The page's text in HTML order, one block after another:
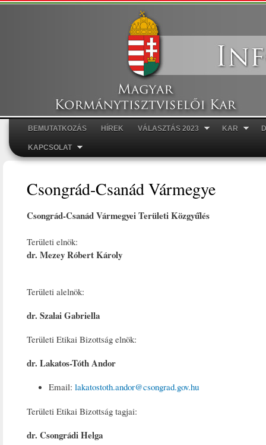
Főmenü
BEMUTATKOZÁS HÍREK VÁLASZTÁS 2023 KAR
KAPCSOLAT
Csongrád-Csanád Vármegye
Csongrád-Csanád Vármegyei Területi Közgyűlés
Területi elnök:
dr. Mezey Róbert Károly
Területi alelnök:
dr. Szalai Gabriella
Területi Etikai Bizottság elnök:
dr. Lakatos-Tóth Andor
Email:lakatostoth.andor@csongrad.gov.hu
Területi Etikai Bizottság tagjai:
dr. Csongrádi Helga